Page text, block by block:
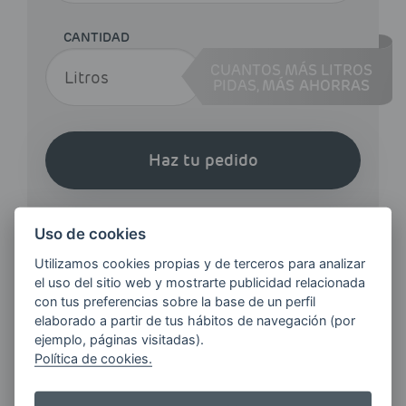
CANTIDAD
CUANTOS MÁS LITROS
MÁS AHORRAS
Haz tu pedido
¿QUIERES ESTAR AL DÍA DE
LAS
ÚLTIMAS NOVEDADES?
Uso de cookies
Utilizamos cookies propias y de terceros para analizar
el uso del sitio web y mostrarte publicidad relacionada
con tus preferencias sobre la base de un perfil
elaborado a partir de tus hábitos de navegación (por
ejemplo, páginas visitadas).
Política de cookies.